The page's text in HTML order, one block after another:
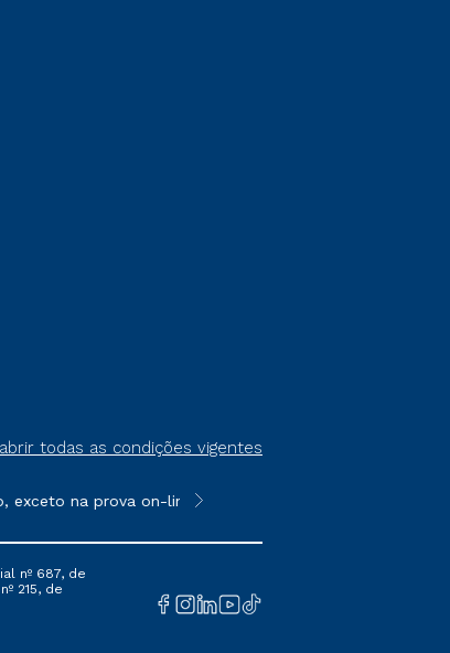
abrir todas as condições vigentes
na prova on-line ou agendada, que ofertam
**Semipresencial é um formato do
nº 687, de
215, de